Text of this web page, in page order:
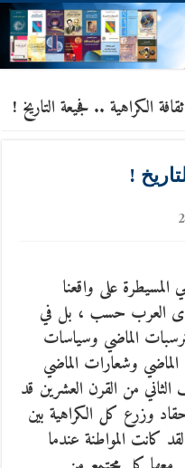
ثقافة الكراهية .. فجيعة التاريخ !
!
المسيطرة على واقعنا
العرب حسب ، بل في
الماضي وسياسات
وشعارات الماضي
من القرن العشرين قد
وزرع كل الكراهية بين
كانت المواطنة عندما